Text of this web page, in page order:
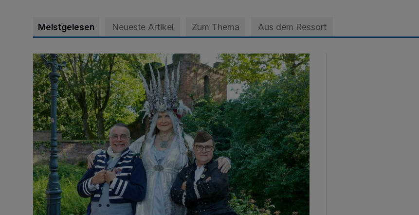
Meistgelesen Neueste Artikel Zum Thema Aus dem Ressort
Krähen-Fee-Fantasy-Convention am 1. und 2. August in Krefeld